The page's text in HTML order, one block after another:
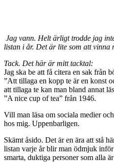
Jag vann. Helt ärligt trodde jag
listan i år. Det är lite som att vinna
Tack. Det här är mitt tacktal:
Jag ska be att få citera en sak från
”Att tillaga en kopp te är en konst
att tillaga te kan man bland annat
”A nice cup of tea” från 1946.
Vill man läsa om sociala medier
hos mig. Uppenbarligen.
Skämt åsido. Det är en ära att stå
listan varje år blir man ödmjuk
smarta, duktiga personer som alla